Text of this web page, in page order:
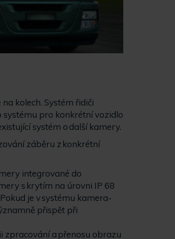
kolech. Systém řidiči
systému pro konkrétní vozidlo
systém o další kamery.
záběru z konkrétní
integrované do
s krytím na úrovni IP 68
je v systému kamera-
přispět při
zpracování a přenosu obrazu